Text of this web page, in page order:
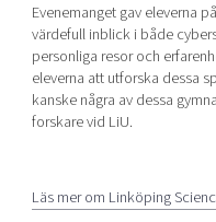
Evenemanget gav eleverna
värdefull inblick i både
personliga resor och
eleverna att utforska dessa
kanske några av dessa
forskare vid LiU.
Läs mer om Linköping